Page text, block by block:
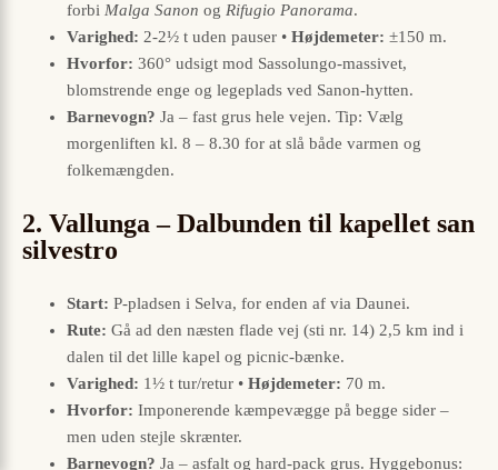
forbi Malga Sanon og Rifugio Panorama.
Varighed: 2-2½ t uden pauser • Højdemeter: ±150 m.
Hvorfor: 360° udsigt mod Sassolungo-massivet,
blomstrende enge og legeplads ved Sanon-hytten.
Barnevogn? Ja – fast grus hele vejen. Tip: Vælg
morgenliften kl. 8 – 8.30 for at slå både varmen og
folkemængden.
2. Vallunga – Dalbunden til kapellet san
silvestro
Start: P-pladsen i Selva, for enden af via Daunei.
Rute: Gå ad den næsten flade vej (sti nr. 14) 2,5 km ind i
dalen til det lille kapel og picnic-bænke.
Varighed: 1½ t tur/retur • Højdemeter: 70 m.
Hvorfor: Imponerende kæmpevægge på begge sider –
men uden stejle skrænter.
Barnevogn? Ja – asfalt og hard-pack grus. Hyggebonus: